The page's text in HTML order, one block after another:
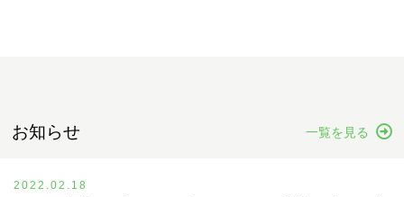
お知らせ 一覧を見る
2022.02.18